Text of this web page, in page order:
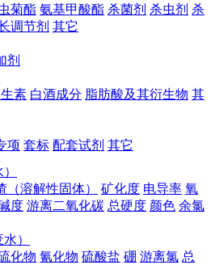
菊酯 氨基甲酸酯 杀菌剂 杀虫剂 杀
调节剂 其它
剂
素 白酒成分 脂肪酸及其衍生物 其
项 套标 配套试剂 其它
（溶解性固体） 矿化度 电导率 氧
度 游离二氧化碳 总硬度 颜色 余氯
）
化物 氰化物 硫酸盐 硼 游离氯 总